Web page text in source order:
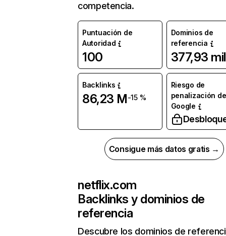
competencia.
Puntuación de
Autoridad
100
Dominios de
referencia
377,93 mil
Backlinks
86,23 M-15 %
Riesgo de
penalización de
Google
Consigue más datos gratis →
netflix.com
Backlinks y dominios de
referencia
Descubre los dominios de